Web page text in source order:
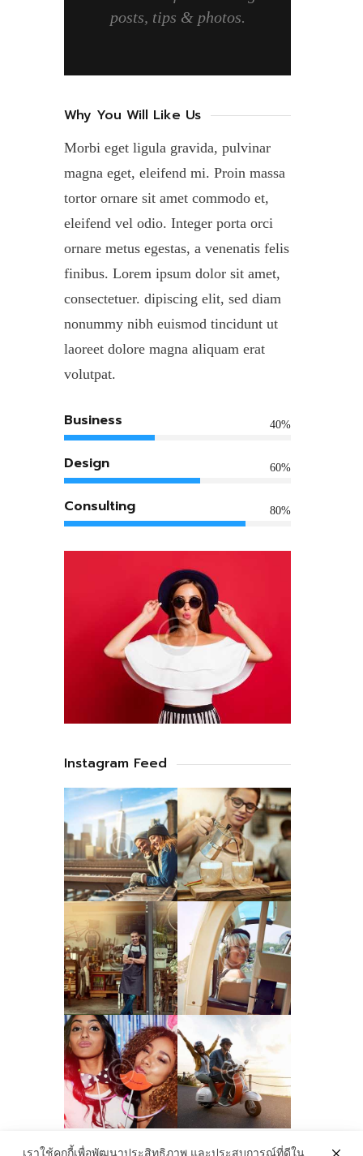
posts, tips & photos.
Why You Will Like Us
Morbi eget ligula gravida, pulvinar
magna eget, eleifend mi. Proin massa
tortor ornare sit amet commodo et,
eleifend vel odio. Integer porta orci
ornare metus egestas, a venenatis felis
finibus. Lorem ipsum dolor sit amet,
consectetuer. dipiscing elit, sed diam
nonummy nibh euismod tincidunt ut
laoreet dolore magna aliquam erat
volutpat.
Business 40%
Design 60%
Consulting 80%
Instagram Feed
เราใช้คุกกี้เพื่อพัฒนาประสิทธิภาพ และประสบการณ์ที่ดีใน